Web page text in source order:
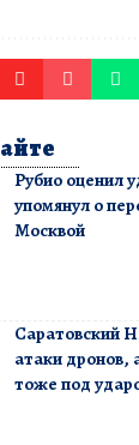
Рубио оценил
упомянул о
Москвой
Саратовский
атаки дронов,
тоже под